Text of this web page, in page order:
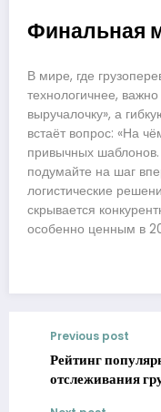
Финальная
В мире, где
технологичнее,
выручалочку», а
встаёт вопрос: «На
привычных шаблонов.
подумайте на шаг
логистические
скрывается
особенно ценным в
Previous post
Рейтинг
отслеживания